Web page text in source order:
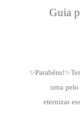
Guia
uma pelo
eternizar